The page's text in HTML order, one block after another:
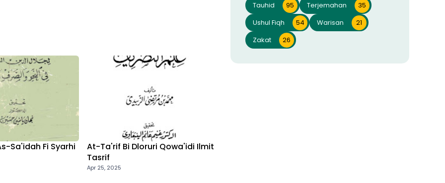
Sa'idah Fi Syarhi
At-Ta'rif Bi Dloruri Qowa'idi Ilmit
Tasrif
Apr 25, 2025
Tauhid
95 Terjemahan
35
Ushul Fiqh
54 Warisan
21
Zakat
26